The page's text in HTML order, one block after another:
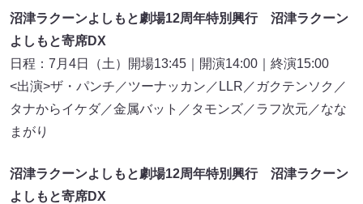
沼津ラクーンよしもと劇場12周年特別興行 沼津ラクーン
よしもと寄席DX
日程：7月4日（土）開場13:45｜開演14:00｜終演15:00
<出演>ザ・パンチ／ツーナッカン／LLR／ガクテンソク／
タナからイケダ／金属バット／タモンズ／ラフ次元／なな
まがり
沼津ラクーンよしもと劇場12周年特別興行 沼津ラクーン
よしもと寄席DX